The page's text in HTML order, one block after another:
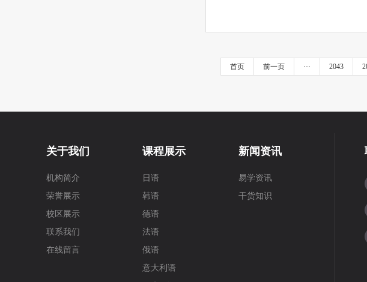
首页 前一页 ··· 2043
关于我们
机构简介
荣誉展示
校区展示
联系我们
在线留言
课程展示
日语
韩语
德语
法语
俄语
意大利语
新闻资讯
易学资讯
干货知识